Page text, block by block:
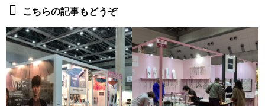
こちらの記事もどうぞ